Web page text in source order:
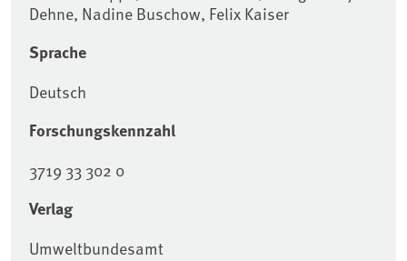
Dehne, Nadine Buschow, Felix Kaiser
Sprache
Deutsch
Forschungskennzahl
3719 33 302 0
Verlag
Umweltbundesamt